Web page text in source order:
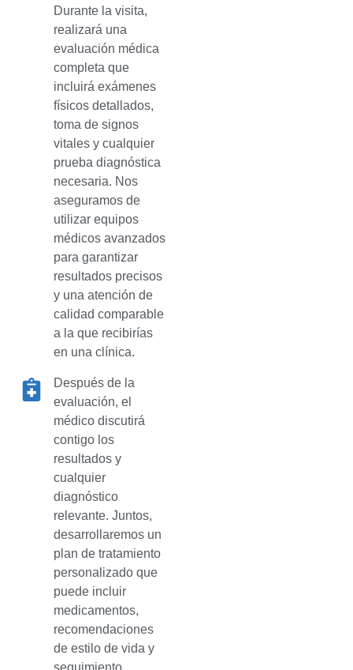
Durante la visita,
realizará una
evaluación médica
completa que
incluirá exámenes
físicos detallados,
toma de signos
vitales y cualquier
prueba diagnóstica
necesaria. Nos
aseguramos de
utilizar equipos
médicos avanzados
para garantizar
resultados precisos
y una atención de
calidad comparable
a la que recibirías
en una clínica.
Después de la
evaluación, el
médico discutirá
contigo los
resultados y
cualquier
diagnóstico
relevante. Juntos,
desarrollaremos un
plan de tratamiento
personalizado que
puede incluir
medicamentos,
recomendaciones
de estilo de vida y